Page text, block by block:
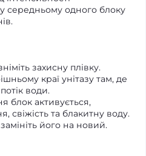
середньому одного блоку
захисну плівку.
краї унітазу там, де
води.
блок активується,
свіжість та блакитну воду.
його на новий.